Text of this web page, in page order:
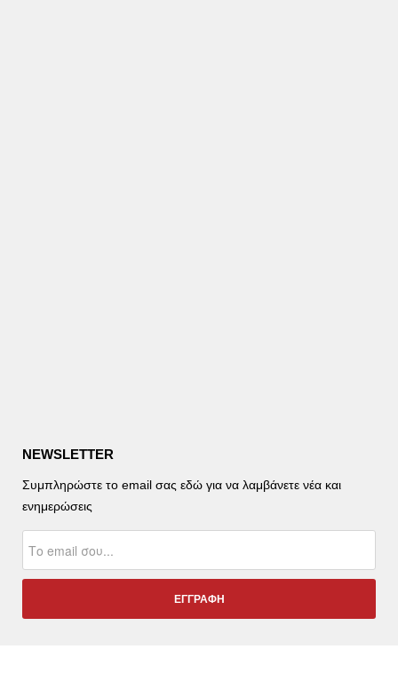
NEWSLETTER
Συμπληρώστε το email σας εδώ για να λαμβάνετε νέα και
ενημερώσεις